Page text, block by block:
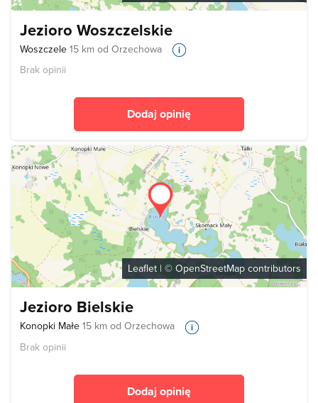
Jezioro Woszczelskie
Woszczele 15 km od Orzechowa
Brak opinii
Dodaj opinię
Leaflet | © OpenStreetMap contributors
Jezioro Bielskie
Konopki Małe 15 km od Orzechowa
Brak opinii
Dodaj opinię